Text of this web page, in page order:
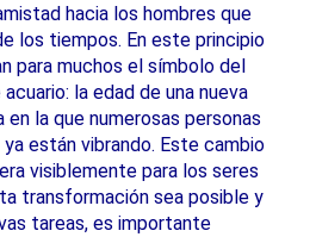
hacia los hombres que
los tiempos. En este principio
para muchos el símbolo del
la edad de una nueva
la que numerosas personas
están vibrando. Este cambio
visiblemente para los seres
transformación sea posible y
tareas, es importante